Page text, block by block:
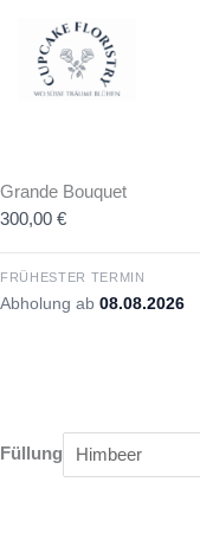
springen
Grande Bouquet
300,00 €
FRÜHESTER TERMIN
Abholung ab 08.08.2026
Füllung
Bouquet
Menge